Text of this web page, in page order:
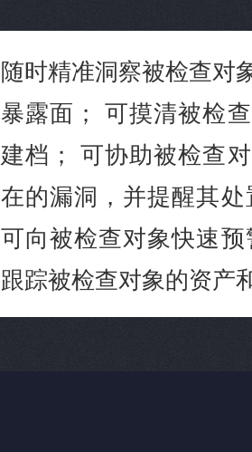
随时精准洞察被检查对
暴露面； 可摸清被检
建档； 可协助被检查
在的漏洞，并提醒其
可向被检查对象快速
跟踪被检查对象的资产